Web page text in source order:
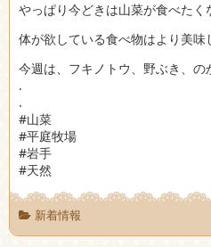
やっぱり今どきは山菜が食べたく
体が欲している食べ物はより美
今週は、フキノトウ、野ぶき、
.
.
#山菜
#平庭牧場
#岩手
#天然
新着情報